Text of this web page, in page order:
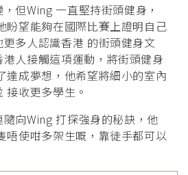
但Wing 一直堅持街頭健身，
盼望能夠在國際比賽上證明自己
多人認識香港 的街頭健身文
人接觸這項運動，將街頭健身
達成夢想，他希望將細小的室內
接收更多學生。
向Wing 打探強身的秘訣，他
唔使咁多架生嘅，靠徒手都可以